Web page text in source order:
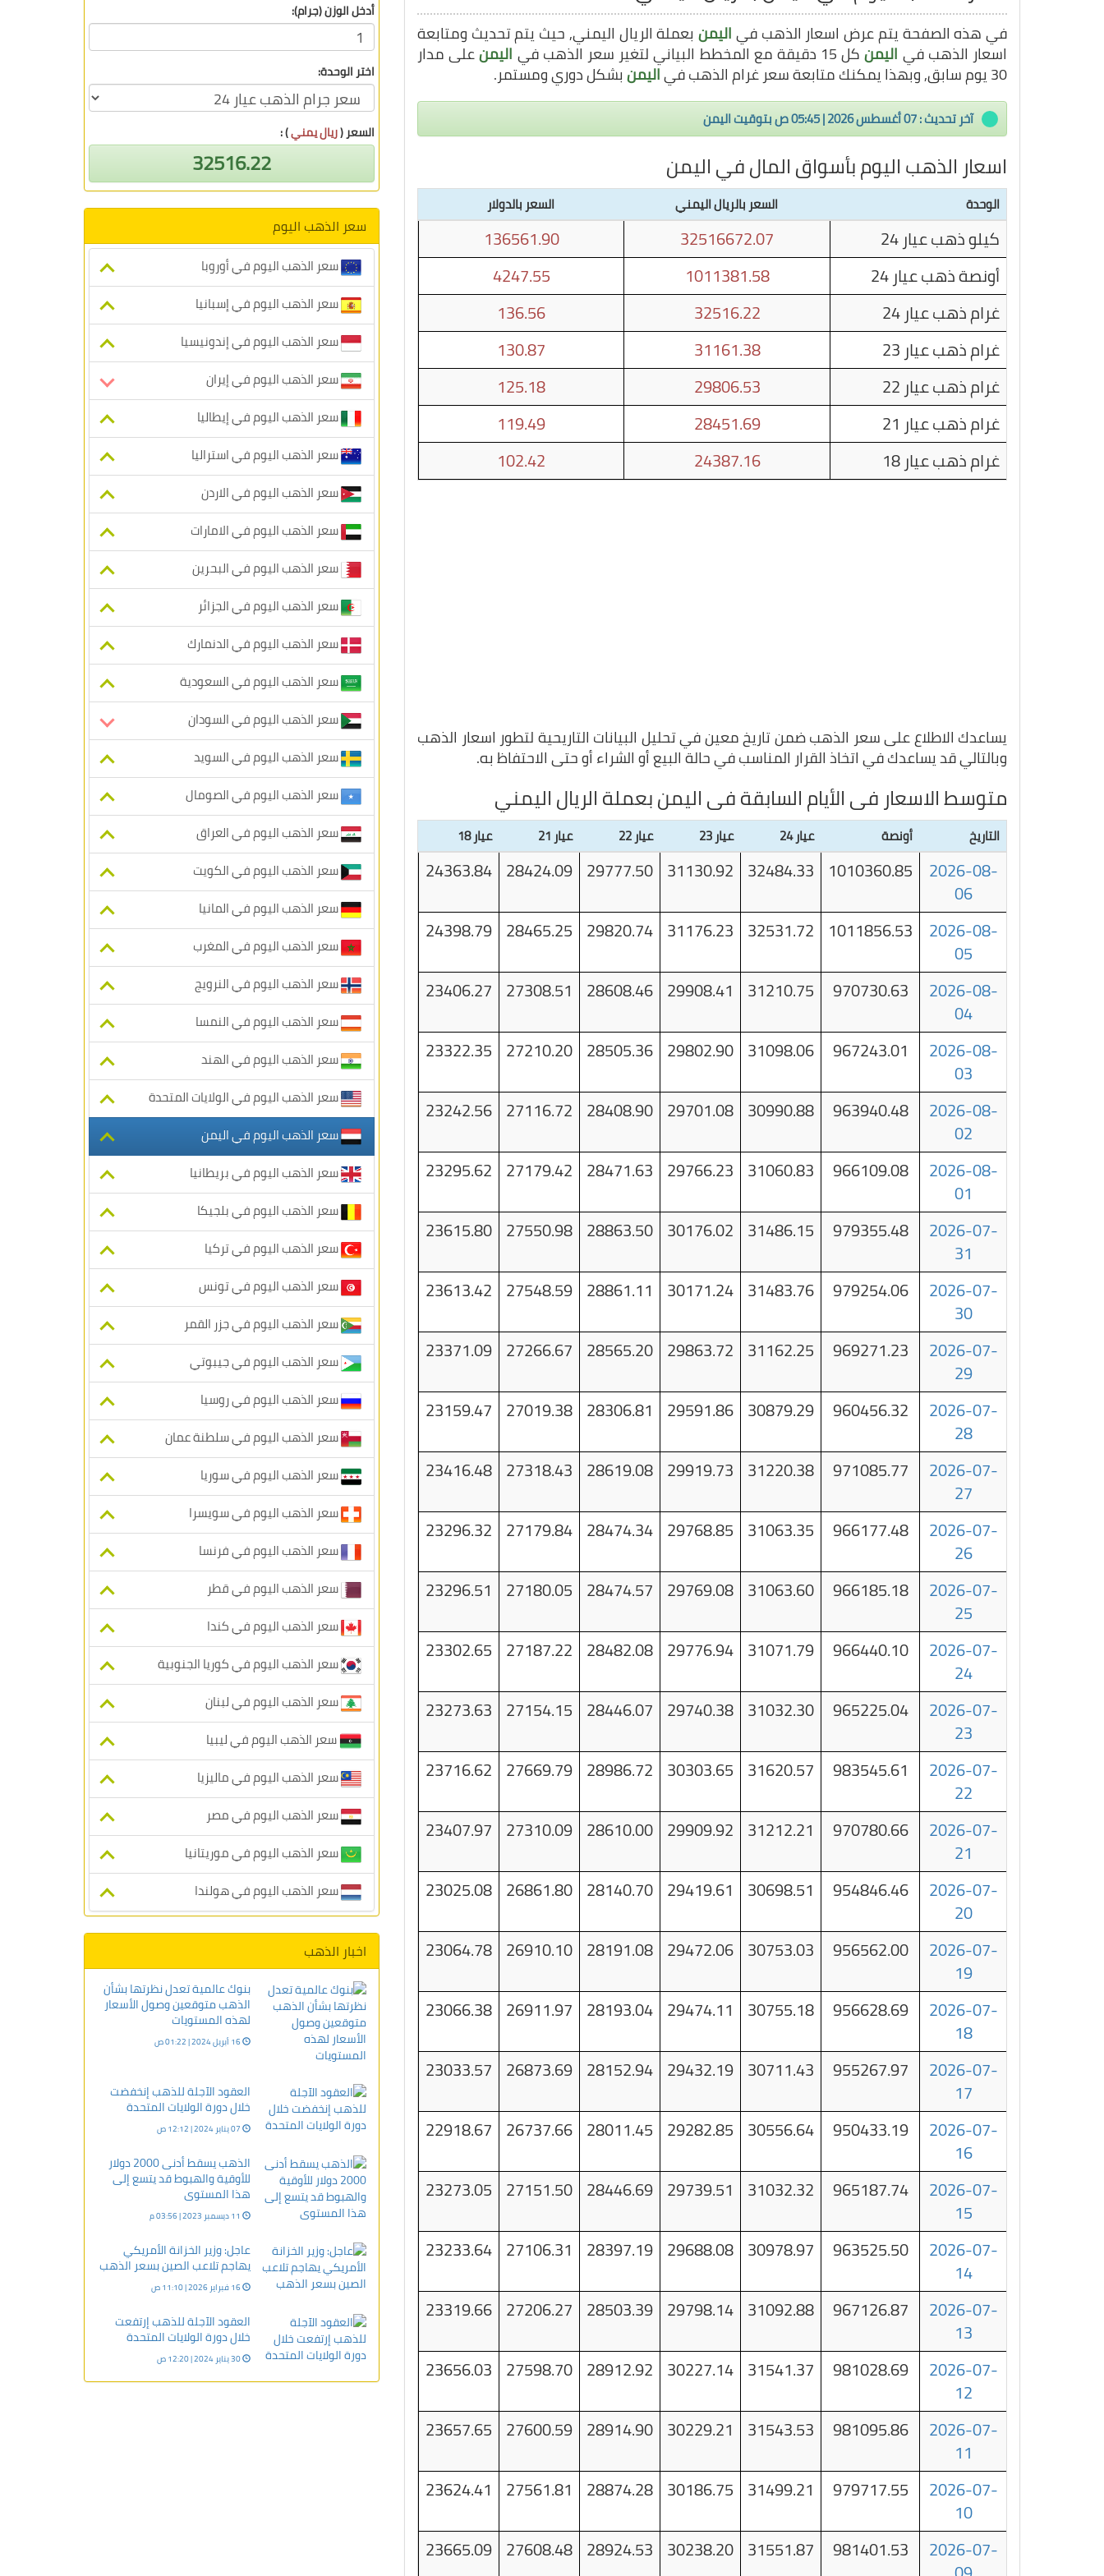
في هذه الصفحة يتم عرض اسعار الذهب فياليمنبعملة الريال اليمني, حيث يتم تحديث ومتابعة
اسعار الذهب في اليمنكل 15 دقيقة مع المخطط البياني لتغير سعر الذهب في اليمنعلى مدار
30 يوم سابق, وبهذا يمكنك متابعة سعر غرام الذهب في اليمنبشكل دوري ومستمر.
آخر تحديث : 07 أغسطس 2026 | 05:45 ص بتوقيت اليمن
اسعار الذهب اليوم بأسواق المال في اليمن
الوحدة السعر بالريال اليمني السعر بالدولار
كيلو ذهب عيار 24 32516672.07
136561.90
أونصة ذهب عيار 24
1011381.58
4247.55
غرام ذهب عيار 24
32516.22
136.56
غرام ذهب عيار 23
31161.38
130.87
غرام ذهب عيار 22
29806.53
125.18
غرام ذهب عيار 21
28451.69
119.49
غرام ذهب عيار 18
24387.16
102.42
يساعدك الاطلاع على سعر الذهب ضمن تاريخ معين في تحليل البيانات التاريحية لتطور اسعار الذهب
وبالتالي قد يساعدك في اتخاذ القرار المناسب في حالة البيع أو الشراء أو حتى الاحتفاظ به.
متوسط الاسعار فى الأيام السابقة فى اليمن بعملة الريال اليمني
التاريخ أونصة عيار 24 عيار 23 عيار 22 عيار 21 عيار 18
2026-08-
06
1010360.85
32484.33
31130.92
29777.50
28424.09
24363.84
2026-08-
05
1011856.53
32531.72
31176.23
29820.74
28465.25
24398.79
2026-08-
04
970730.63
31210.75
29908.41
28608.46
27308.51
23406.27
2026-08-
03
967243.01
31098.06
29802.90
28505.36
27210.20
23322.35
2026-08-
02
963940.48
30990.88
29701.08
28408.90
27116.72
23242.56
2026-08-
01
966109.08
31060.83
29766.23
28471.63
27179.42
23295.62
2026-07-
31
979355.48
31486.15
30176.02
28863.50
27550.98
23615.80
2026-07-
30
979254.06
31483.76
30171.24
28861.11
27548.59
23613.42
2026-07-
29
969271.23
31162.25
29863.72
28565.20
27266.67
23371.09
2026-07-
28
960456.32
30879.29
29591.86
28306.81
27019.38
23159.47
2026-07-
27
971085.77
31220.38
29919.73
28619.08
27318.43
23416.48
2026-07-
26
966177.48
31063.35
29768.85
28474.34
27179.84
23296.32
2026-07-
25
966185.18
31063.60
29769.08
28474.57
27180.05
23296.51
2026-07-
24
966440.10
31071.79
29776.94
28482.08
27187.22
23302.65
2026-07-
23
965225.04
31032.30
29740.38
28446.07
27154.15
23273.63
2026-07-
22
983545.61
31620.57
30303.65
28986.72
27669.79
23716.62
2026-07-
21
970780.66
31212.21
29909.92
28610.00
27310.09
23407.97
2026-07-
20
954846.46
30698.51
29419.61
28140.70
26861.80
23025.08
2026-07-
19
956562.00
30753.03
29472.06
28191.08
26910.10
23064.78
2026-07-
18
956628.69
30755.18
29474.11
28193.04
26911.97
23066.38
2026-07-
17
955267.97
30711.43
29432.19
28152.94
26873.69
23033.57
2026-07-
16
950433.19
30556.64
29282.85
28011.45
26737.66
22918.67
2026-07-
15
965187.74
31032.32
29739.51
28446.69
27151.50
23273.05
2026-07-
14
963525.50
30978.97
29688.08
28397.19
27106.31
23233.64
2026-07-
13
967126.87
31092.88
29798.14
28503.39
27206.27
23319.66
2026-07-
12
981028.69
31541.37
30227.14
28912.92
27598.70
23656.03
2026-07-
11
981095.86
31543.53
30229.21
28914.90
27600.59
23657.65
2026-07-
10
979717.55
31499.21
30186.75
28874.28
27561.81
23624.41
2026-07-
981401.53
31551.87
30238.20
28924.53
27608.48
23665.09
أدخل الوزن (جرام):
اختر الوحدة:
السعر (ريال يمني) :
32516.22
سعر الذهب اليوم
سعر الذهب اليوم في أوروبا
سعر الذهب اليوم في إسبانيا
سعر الذهب اليوم في إندونيسيا
سعر الذهب اليوم في إيران
سعر الذهب اليوم في إيطاليا
سعر الذهب اليوم في استراليا
سعر الذهب اليوم في الاردن
سعر الذهب اليوم في الامارات
سعر الذهب اليوم في البحرين
سعر الذهب اليوم في الجزائر
سعر الذهب اليوم في الدنمارك
سعر الذهب اليوم في السعودية
سعر الذهب اليوم في السودان
سعر الذهب اليوم في السويد
سعر الذهب اليوم في الصومال
سعر الذهب اليوم في العراق
سعر الذهب اليوم في الكويت
سعر الذهب اليوم في المانيا
سعر الذهب اليوم في المغرب
سعر الذهب اليوم في النرويج
سعر الذهب اليوم في النمسا
سعر الذهب اليوم في الهند
سعر الذهب اليوم في الولايات المتحدة
سعر الذهب اليوم في اليمن
سعر الذهب اليوم في بريطانيا
سعر الذهب اليوم في بلجيكا
سعر الذهب اليوم في تركيا
سعر الذهب اليوم في تونس
سعر الذهب اليوم في جزر القمر
سعر الذهب اليوم في جيبوتي
سعر الذهب اليوم في روسيا
سعر الذهب اليوم في سلطنة عمان
سعر الذهب اليوم في سوريا
سعر الذهب اليوم في سويسرا
سعر الذهب اليوم في فرنسا
سعر الذهب اليوم في قطر
سعر الذهب اليوم في كندا
سعر الذهب اليوم في كوريا الجنوبية
سعر الذهب اليوم في لبنان
سعر الذهب اليوم في ليبيا
سعر الذهب اليوم في ماليزيا
سعر الذهب اليوم في مصر
سعر الذهب اليوم في موريتانيا
سعر الذهب اليوم في هولندا
اخبار الذهب
بنوك عالمية تعدل نظرتها بشأن
الذهب متوقعين وصول الأسعار
لهذه المستويات
16 أبريل 2024 | 01:22 ص
العقود الآجلة للذهب إنخفضت
خلال دورة الولايات المتحدة
07 يناير 2024 | 12:12 ص
الذهب يسقط أدنى 2000 دولار
للأوقية والهبوط قد يتسع إلى
هذا المستوى
11 ديسمبر 2023 | 03:56 م
عاجل: وزير الخزانة الأمريكي
يهاجم تلاعب الصين بسعر الذهب
16 فبراير 2026 | 11:10 ص
العقود الآجلة للذهب إرتفعت
خلال دورة الولايات المتحدة
30 يناير 2024 | 12:20 ص